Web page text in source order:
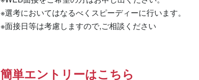
※選考においてはなるべくスピーディーに行います。
※面接日等は考慮しますので,ご相談ください
簡単エントリーはこちら